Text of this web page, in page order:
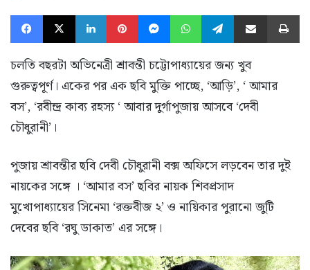
Facebook
X LinkedInPinterestMessengerWhatsAppTelegramShare via Email
চলতি বছরটা অভিনেত্রী শ্রাবন্তী চট্টোপাধ্যায়ের জন্য খুব
গুরুত্বপূর্ণ। একের পর এক ছবি মুক্তি পাচ্ছে, ‘আড়ি’, ‘ আমার
বস’, ‘রবীন্দ্র কাব্য রহস্য ‘ আবার দুর্গাপুজায় আসবে ‘দেবী
চৌধুরানী’।
পুজায় শ্রাবন্তীর ছবি দেবী চৌধুরানী বক্স অফিসে লড়বেন তার দুই
নায়কের সঙ্গে । ‘আমার বস’ ছবির নায়ক শিবপ্রসাদ
মুখোপাধ্যায়ের সিনেমা ‘রক্তবীজ ২’ ও নায়িকার পুরানো জুটি
দেবের ছবি ‘রঘু ডাকাত’ এর সঙ্গে।